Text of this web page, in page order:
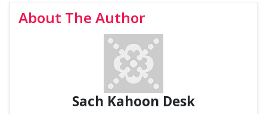
About The Author
Sach Kahoon Desk